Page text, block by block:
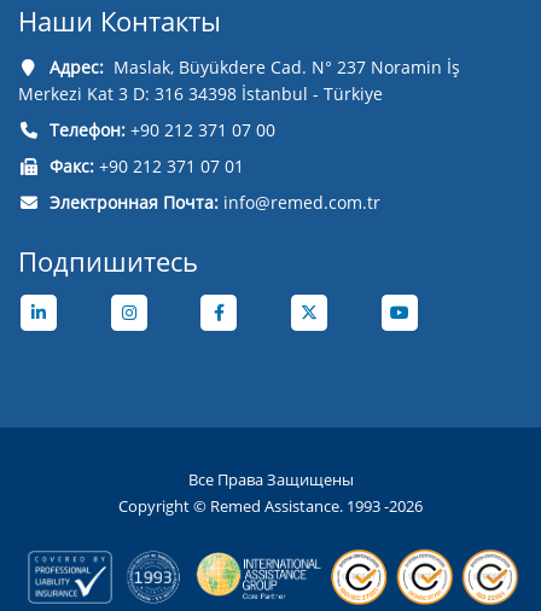
Наши Контакты
Адрес:Maslak, Büyükdere Cad. N° 237 Noramin İş
Merkezi Kat 3 D: 316 34398 İstanbul - Türkiye
Телефон:+90 212 371 07 00
Факс:+90 212 371 07 01
Электронная Почта: info@remed.com.tr
Подпишитесь
Все Права Защищены
Copyright © Remed Assistance. 1993 -2026